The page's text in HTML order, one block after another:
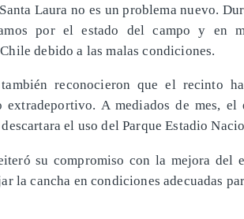
Laura no es un problema nuevo.
por el estado del campo y en
debido a las malas condiciones.
reconocieron que el recinto
extradeportivo. A mediados de mes,
el uso del Parque Estadio
su compromiso con la mejora del
la cancha en condiciones adecuadas